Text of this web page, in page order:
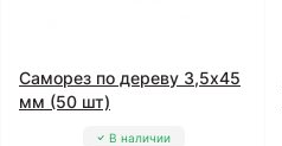
Саморез по дереву 3,5x45
мм (50 шт)
В наличии